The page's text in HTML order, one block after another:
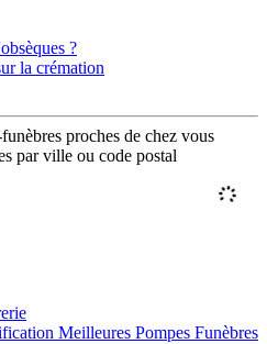
?
la crémation
proches de chez vous
par ville ou code postal
Meilleures Pompes Funèbres